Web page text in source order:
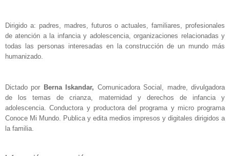
Dirigido a: padres, madres, futuros o actuales, familiares, profesionales
de atención a la infancia y adolescencia, organizaciones relacionadas y
todas las personas interesadas en la construcción de un mundo más
humanizado.
Dictado por Berna Iskandar, Comunicadora Social, madre, divulgadora
de los temas de crianza, maternidad y derechos de infancia y
adolescencia. Conductora y productora del programa y micro programa
Conoce Mi Mundo. Publica y edita medios impresos y digitales dirigidos a
la familia.